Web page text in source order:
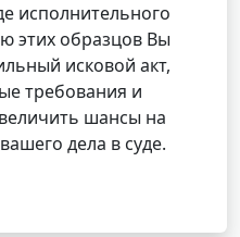
исполнительного
этих образцов Вы
исковой акт,
требования и
шансы на
дела в суде.